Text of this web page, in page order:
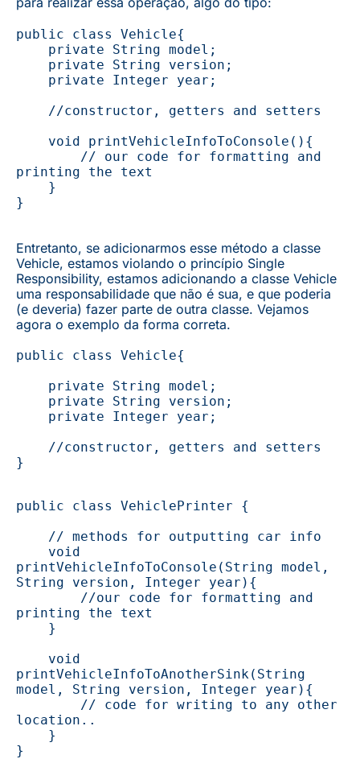
public class Vehicle{
printing the text
}
Entretanto, se adicionarmos esse método a classe
Vehicle, estamos violando o princípio Single
Responsibility, estamos adicionando a classe Vehicle
uma responsabilidade que não é sua, e que poderia
(e deveria) fazer parte de outra classe. Vejamos
agora o exemplo da forma correta.
public class Vehicle{
}
public class VehiclePrinter {
printVehicleInfoToConsole(String model,
String version, Integer year){
printing the text
printVehicleInfoToAnotherSink(String
model, String version, Integer year){
location..
}